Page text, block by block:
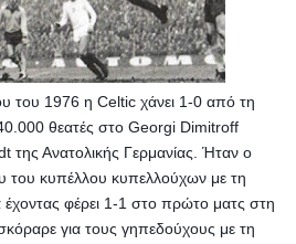
του 1976 η Celtic χάνει 1-0 από τη
θεατές στο Georgi Dimitroff
Ανατολικής Γερμανίας. Ήταν ο
του κυπέλλου κυπελλούχων με τη
έχοντας φέρει 1-1 στο πρώτο ματς στη
για τους γηπεδούχους με τη